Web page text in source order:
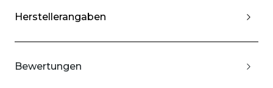
Herstellerangaben
Bewertungen